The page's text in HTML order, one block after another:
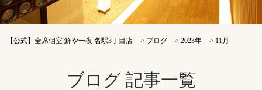
【公式】全席個室 鮮や一夜 名駅3丁目店 > ブログ >2023年 > 11月
ブログ 記事一覧